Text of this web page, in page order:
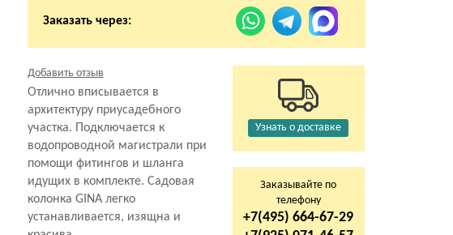
Заказать через:
Добавить отзыв
Отлично вписывается в
архитектуру приусадебного
участка. Подключается к
водопроводной магистрали при
помощи фитингов и шланга
идущих в комплекте. Садовая
колонка GINA легко
устанавливается, изящна и
Узнать о доставке
Заказывайте по
телефону
+7(495) 664-67-29